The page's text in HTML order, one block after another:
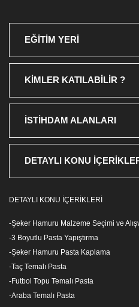
EĞİTİM YERİ
KİMLER KATILABİLİR ?
İSTİHDAM ALANLARI
DETAYLI KONU
DETAYLI KONU İÇERİKLERİ
-Şeker Hamuru Malzeme Seçimi ve
-3 Boyutlu Pasta Yapıştırma
-Şeker Hamuru Pasta Kaplama
-Taç Temalı Pasta
-Futbol Topu Temalı Pasta
-Araba Temalı Pasta